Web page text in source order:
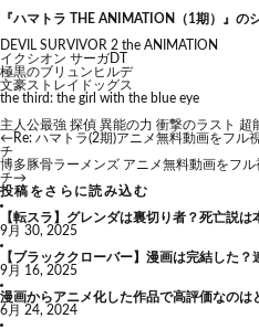
『ハマトラ THE ANIMATION（1期）』
DEVIL SURVIVOR 2 the ANIMATION
イクシオン サーガDT
極黒のブリュンヒルデ
文豪ストレイドッグス
the third: the girl with the blue eye
主人公最強 探偵 異能の力 衝撃のラスト 超
←Re: ハマトラ(2期)アニメ無料動画をフル
チ
博多豚骨ラーメンズ アニメ無料動画をフ
チ→
投稿をさらに読み込む
【転スラ】グレンダは裏切り者？死亡説は
9月 30, 2025
【ブラッククローバー】漫画は完結した？
9月 16, 2025
漫画からアニメ化した作品で高評価なのは
6月 24, 2024